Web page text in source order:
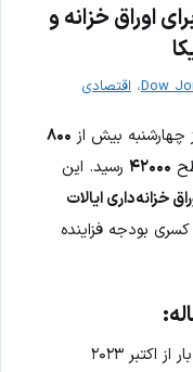
اوراق خزانه و
Dow، اقتصادی
چهارشنبه بیش از ۸۰۰
۴۲۰۰۰ رسید. این
خزانه‌داری ایالات
بودجه فزاینده
از اکتبر ۲۰۲۳